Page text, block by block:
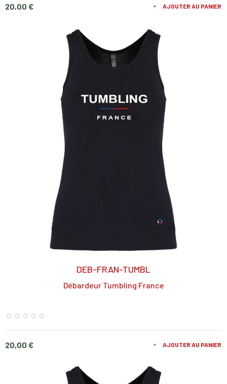
AJOUTER AU PANIER
Prix
20,00 €
DEB-FRAN-TUMBL
Débardeur Tumbling France
AJOUTER AU PANIER
Prix
20,00 €